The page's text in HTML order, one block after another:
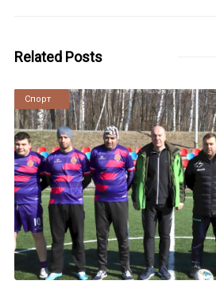
Related Posts
Новини
Спорт